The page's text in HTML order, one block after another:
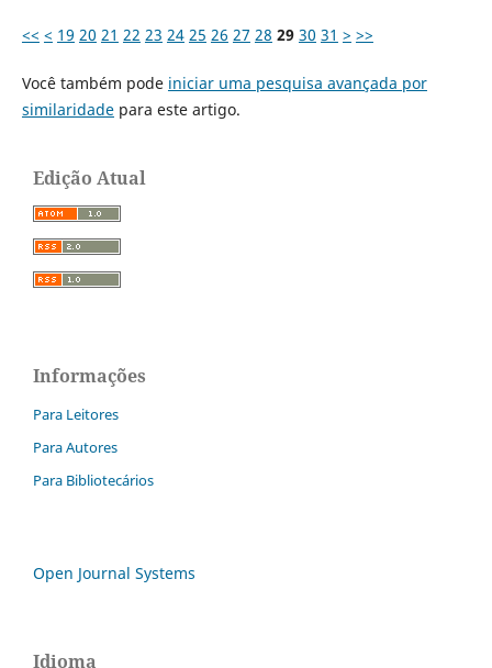
<< < 19 20 21 22 23 24 25 26 27 28 29 30 31 > >>
Você também pode iniciar uma pesquisa avançada por
similaridadepara este artigo.
Edição Atual
Informações
Para Leitores
Para Autores
Para Bibliotecários
Open Journal Systems
Idioma